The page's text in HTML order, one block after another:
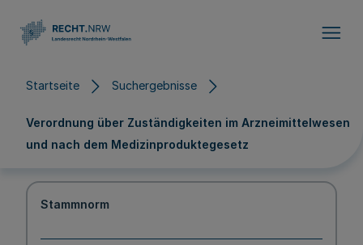
Startseite Suchergebnisse
Verordnung über Zuständigkeiten im Arzneimittelwesen
und nach dem Medizinproduktegesetz
Stammnorm